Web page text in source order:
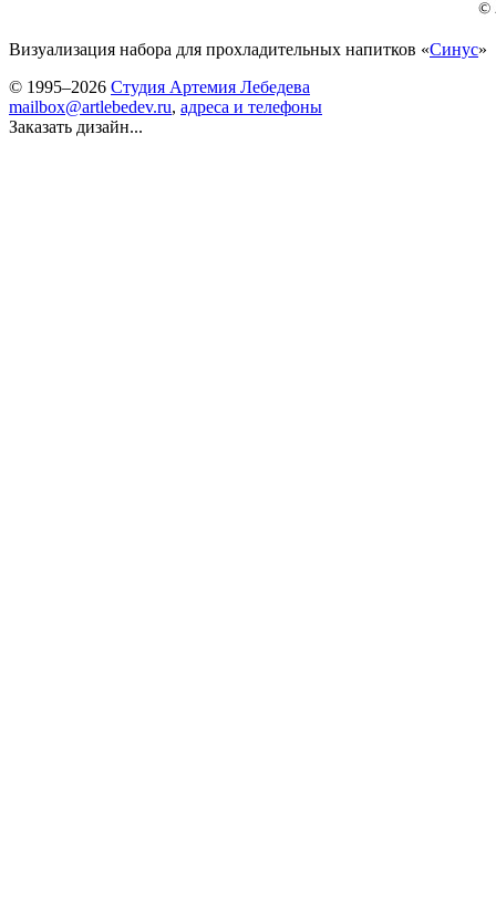
Визуализация набора для прохладительных напитков «Синус»
© 1995–2026 Студия Артемия Лебедева
mailbox@artlebedev.ru, адреса и телефоны
Заказать дизайн...